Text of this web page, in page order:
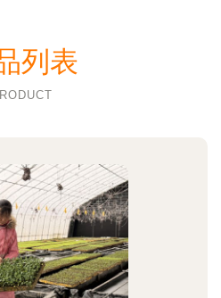
列表